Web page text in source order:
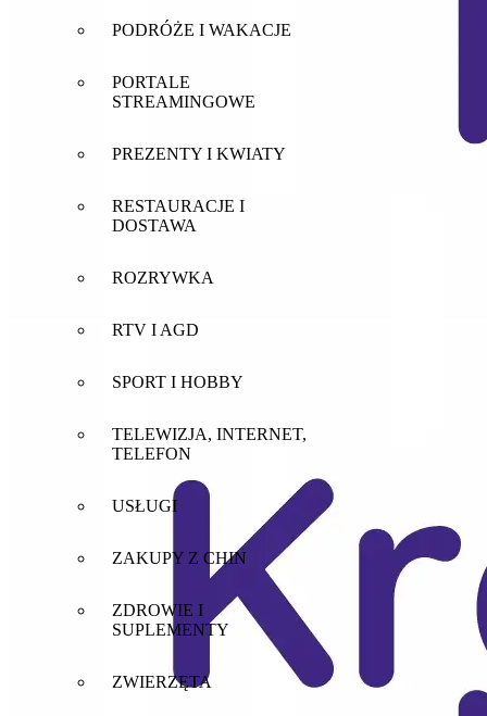
PODRÓŻE I WAKACJE
PORTALE
STREAMINGOWE
PREZENTY I KWIATY
RESTAURACJE I
DOSTAWA
ROZRYWKA
RTV I AGD
SPORT I HOBBY
TELEWIZJA, INTERNET,
TELEFON
USŁUGI
ZAKUPY Z CHIN
ZDROWIE I
SUPLEMENTY
ZWIERZĘTA